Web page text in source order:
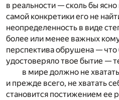
в реальности — сколь бы
самой конкретики его не
неопределенность в виде
более или менее важных
перспектива обрушена — что
удостоверяло твое бытие —
в мире должно не
и прежде всего, не хватать
становится постижением ее